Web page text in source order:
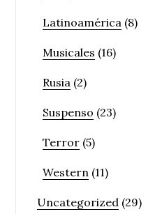
Latinoamérica (8)
Musicales (16)
Rusia (2)
Suspenso (23)
Terror (5)
Western (11)
Uncategorized (29)